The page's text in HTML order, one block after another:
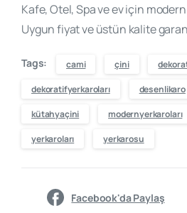
Kafe, Otel, Spa ve ev için
Uygun fiyat ve üstün kalite
Tags: cami çini
dekoratifyerkaroları desenlikaro
kütahyaçini modernyerkaroları
yerkaroları yerkarosu
Facebook'da Paylaş